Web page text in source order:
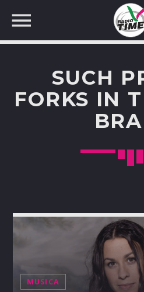
CERCA NEL
SUCH
FORKS IN
MUSICA